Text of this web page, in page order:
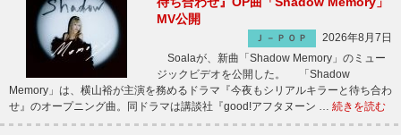
MV公開
Ｊ－ＰＯＰ
2026年8月7日
Soalaが、新曲「Shadow Memory」のミュー
ジックビデオを公開した。 「Shadow
Memory」は、横山裕が主演を務めるドラマ『今夜もシリアルキラーと待ち合わ
せ』のオープニング曲。同ドラマは講談社『good!アフタヌーン … 続きを読む